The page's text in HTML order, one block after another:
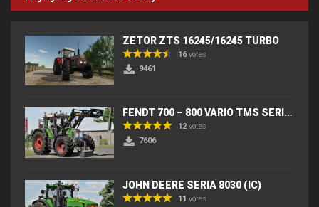
ZETOR ZTS 16245/16245 TURBO
16votes
9461
FENDT 700 – 800 VARIO TMS SERIES (IC) V2
12 votes
7606
JOHN DEERE SERIA 8030 (IC)
11 votes